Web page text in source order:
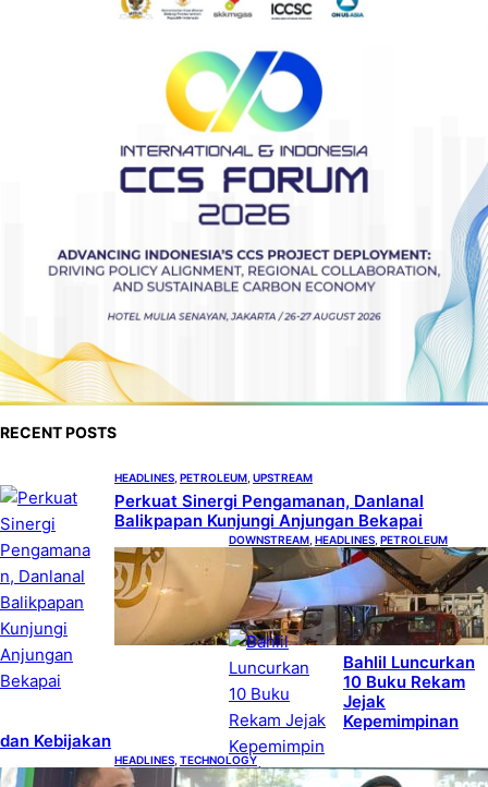
RECENT POSTS
HEADLINES PETROLEUM UPSTREAM
Perkuat Sinergi Pengamanan, Danlanal
Balikpapan Kunjungi Anjungan Bekapai
DOWNSTREAM HEADLINES PETROLEUM
Emirates A380, Bukti Kesiapan
Pertamina Layani Pesawat
Berbadan Besar
DISCOURSES, HEADLINES ,
MINERAL
MINING
Bahlil Luncurkan
10 Buku Rekam
Jejak
Kepemimpinan
dan Kebijakan
HEADLINES TECHNOLOGY